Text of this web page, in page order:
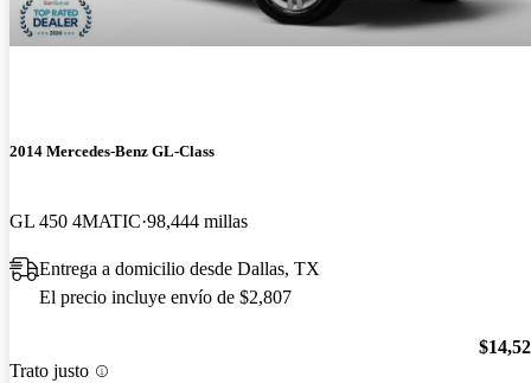
2014 Mercedes-Benz GL-Class
GL 450 4MATIC 98,444 millas
Entrega a domicilio desde Dallas, TX
El precio incluye envío de $2,807
Trato justo